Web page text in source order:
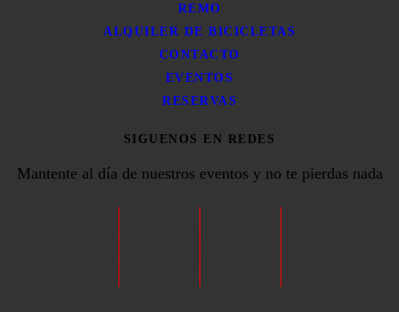
REMO
ALQUILER DE BICICLETAS
CONTACTO
EVENTOS
RESERVAS
SIGUENOS EN REDES
Mantente al día de nuestros eventos y no te pierdas nada